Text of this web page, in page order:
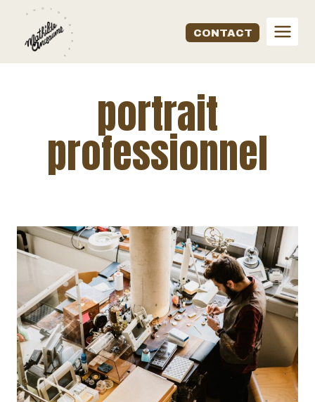
Aller
contenu
CONTACT
portrait
professionnel